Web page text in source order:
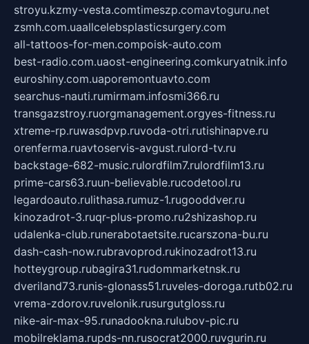
stroyu.kzmy-vesta.comtimeszp.comavtoguru.net
zsmh.com.uaallcelebsplasticsurgery.com
all-tattoos-for-men.compoisk-auto.com
best-radio.com.uaost-engineering.comkuryatnik.info
euroshiny.com.uaporemontuavto.com
searchus-nauti.rumirmam.infosmi366.ru
transgazstroy.ruorgmanagement.orgyes-fitness.ru
xtreme-rp.ruwasdpvp.ruvoda-otri.rutishinapve.ru
orenferma.ruavtoservis-avgust.rulord-tv.ru
backstage-682-music.rulordfilm7.rulordfilm13.ru
prime-cars63.ruun-believable.rucodetool.ru
legardoauto.rulithasa.rumuz-1.rugooddver.ru
kinozadrot-3.ruqr-plus-promo.ru2shizashop.ru
udalenka-club.runerabotaetsite.rucarszona-bu.ru
dash-cash-now.rubravoprod.rukinozadrot13.ru
hotteygroup.rubagira31.rudommarketnsk.ru
dveriland73.runis-glonass51.ruveles-doroga.rutb02.ru
vrema-zdorov.ruvelonik.rusurgutgloss.ru
nike-air-max-95.runadookna.rulubov-pic.ru
mobilreklama.rupds-nn.rusocrat2000.ruvgurin.ru